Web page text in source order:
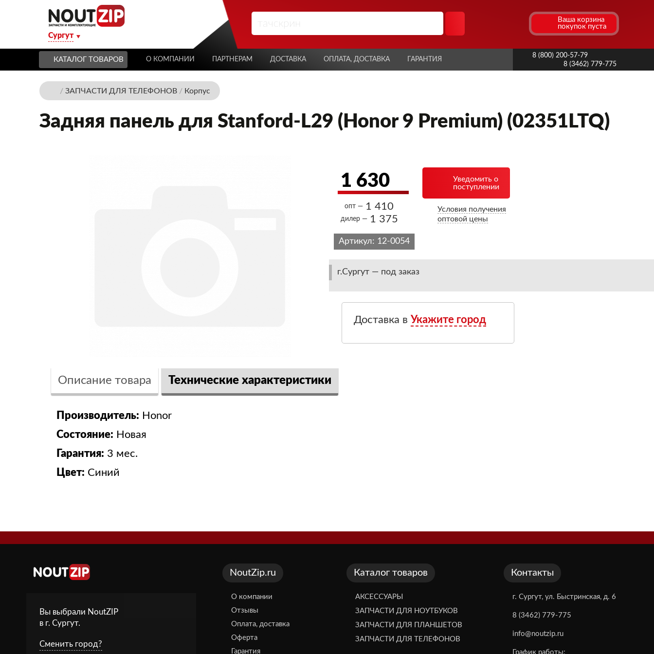
Сургут
Ваша корзина
покупок пуста
КАТАЛОГ ТОВАРОВ О КОМПАНИИ ПАРТНЕРАМ ДОСТАВКА ОПЛАТА, ДОСТАВКА ГАРАНТИЯ
8 (800) 200-57-79
8 (3462) 779-775
/ ЗАПЧАСТИ ДЛЯ ТЕЛЕФОНОВ/ Корпус
Задняя панель для Stanford-L29 (Honor 9 Premium) (02351LTQ)
1 630
опт — 1 410
дилер — 1 375
Уведомить о
поступлении
Условия получения
оптовой цены
Артикул: 12-0054
г.Сургут — под заказ
Доставка в Укажите город
Описание товара Технические характеристики
Производитель: Honor
Состояние: Новая
Гарантия: 3 мес.
Цвет: Синий
Вы выбрали NoutZIP
в г. Сургут.
Сменить город?
NoutZip.ru
О компании
Отзывы
Оплата, доставка
Оферта
Гарантия
Каталог товаров
АКСЕССУАРЫ
ЗАПЧАСТИ ДЛЯ НОУТБУКОВ
ЗАПЧАСТИ ДЛЯ ПЛАНШЕТОВ
ЗАПЧАСТИ ДЛЯ ТЕЛЕФОНОВ
Контакты
г. Сургут, ул. Быстринская, д. 6
8 (3462) 779-775
info@noutzip.ru
График работы: